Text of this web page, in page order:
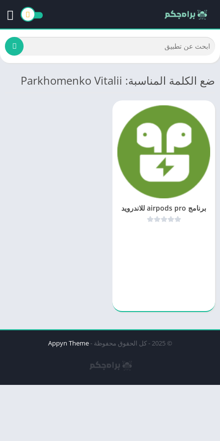
ضع الكلمة المناسبة: Parkhomenko Vitalii
برنامج airpods pro للاندرويد
© 2025 - كل الحقوق محفوظة - Appyn Theme